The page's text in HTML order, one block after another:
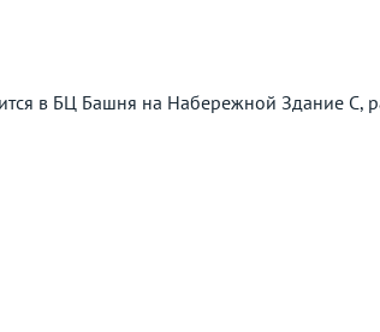
в БЦ Башня на Набережной Здание С,